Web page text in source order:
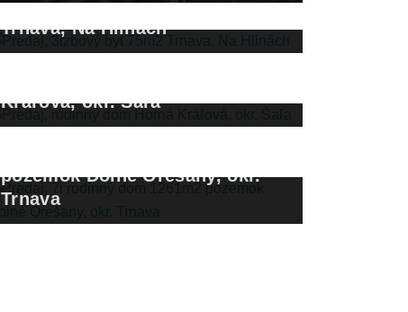
Predaj, 3izbový byt 75m2
Trnava, Na Hlinách
Kráľová, okr. Šaľa
pozemok Dolné Orešany, okr.
Trnava